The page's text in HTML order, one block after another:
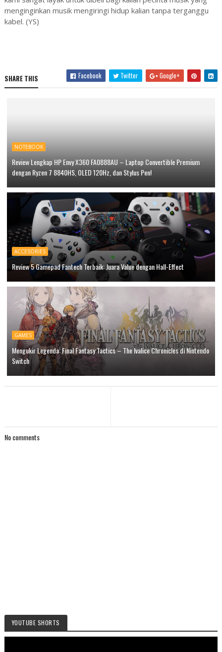
menginginkan musik mengiringi hidup kalian tanpa terganggu
kabel. (YS)
SHARE THIS Facebook Twitter Google+
NOTEBOOK
Review Lengkap HP Envy X360 FA0888AU – Laptop Convertible Premium
dengan Ryzen 7 8840HS, OLED 120Hz, dan Stylus Pen!
ACCESORIES
Review 5 Gamepad Fantech Terbaik: Juara Value dengan Hall-Effect
GAMES
Mengukir Legenda: Final Fantasy Tactics – The Ivalice Chronicles di Nintendo
Switch
No comments
YOUTUBE SHORTS